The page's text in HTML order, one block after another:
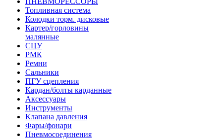
Топливная система
Колодки торм. дисковые
Картер/горловины
малянные
СЦУ
РМК
Ремни
Сальники
ПГУ сцепления
Кардан/болты карданные
Аксессуары
Инструменты
Клапана давления
Фары/фонари
Пневмосоединения